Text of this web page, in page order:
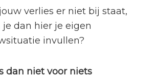
verlies er niet bij staat,
je dan hier je eigen
invullen?
dan niet voor niets